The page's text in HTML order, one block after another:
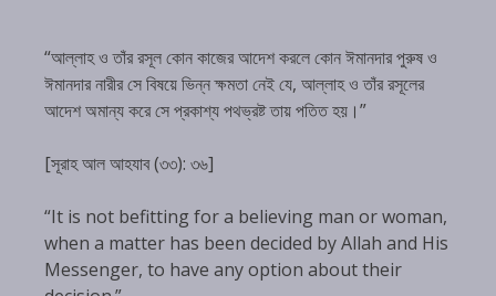
“আল্লাহ ও তাঁর রসূল কোন কাজের আদেশ করলে কোন ঈমানদার পুরুষ ও
ঈমানদার নারীর সে বিষয়ে ভিন্ন ক্ষমতা নেই যে, আল্লাহ ও তাঁর রসূলের
আদেশ অমান্য করে সে প্রকাশ্য পথভ্রষ্ট তায় পতিত হয়।”
[সূরাহ আল আহযাব (৩৩): ৩৬]
“It is not befitting for a believing man or woman,
when a matter has been decided by Allah and His
Messenger, to have any option about their